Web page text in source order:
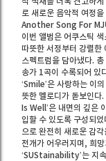
로 새로운 음악적 여정
Another Song For MJ
이번 앨범은 어쿠스틱
따뜻한 서정부터 강렬한
스펙트럼을 담아냈다.
송가 1곡이 수록되어 있
‘Smile’은 사랑하는 이
뜻한 멜로디가 돋보인
Is Well’은 내면의 깊은
입할 수 있도록 구성되
으로 완전히 새로운 감
전개가 어우러지며, 희
‘SUStainability’는 지